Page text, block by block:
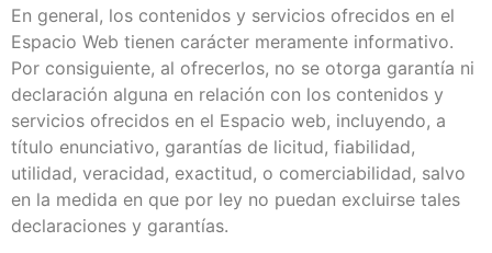
En general, los contenidos y servicios ofrecidos en el
Espacio Web tienen carácter meramente informativo.
Por consiguiente, al ofrecerlos, no se otorga garantía ni
declaración alguna en relación con los contenidos y
servicios ofrecidos en el Espacio web, incluyendo, a
título enunciativo, garantías de licitud, fiabilidad,
utilidad, veracidad, exactitud, o comerciabilidad, salvo
en la medida en que por ley no puedan excluirse tales
declaraciones y garantías.